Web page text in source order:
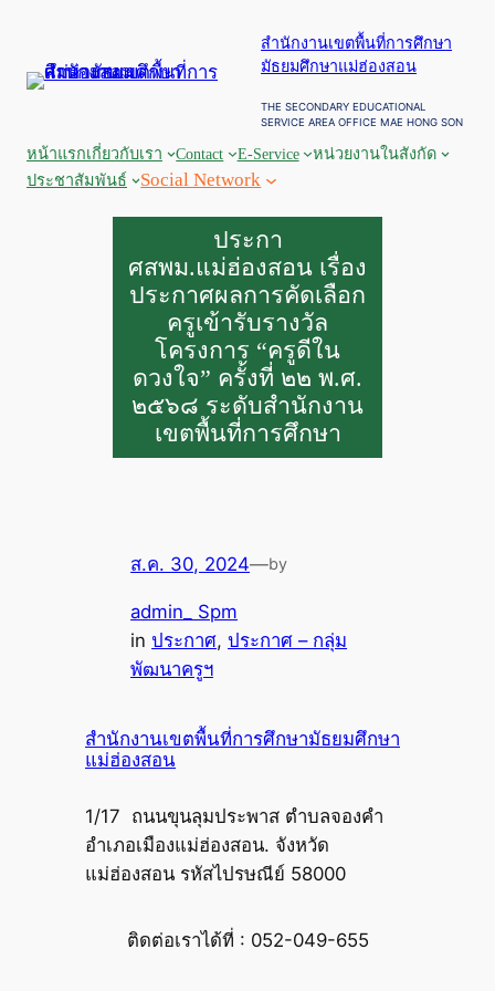
สำนักงานเขตพื้นที่การศึกษา
มัธยมศึกษาแม่ฮ่องสอน
THE SECONDARY EDUCATIONAL
SERVICE AREA OFFICE MAE HONG SON
หน้าแรกเกี่ยวกับเรา Contact E-Service
หน่วยงานในสังกัด
ประชาสัมพันธ์
Social Network
ประกา
ศสพม.แม่ฮ่องสอน เรื่อง
ประกาศผลการคัดเลือก
ครูเข้ารับรางวัล
โครงการ “ครูดีใน
ดวงใจ” ครั้งที่ ๒๒ พ.ศ.
๒๕๖๘ ระดับสำนักงาน
เขตพื้นที่การศึกษา
ส.ค. 30, 2024—by
admin_ Spm
inประกาศ, ประกาศ – กลุ่ม
พัฒนาครูฯ
สำนักงานเขตพื้นที่การศึกษามัธยมศึกษา
แม่ฮ่องสอน
1/17 ถนนขุนลุมประพาส ตำบลจองคำ
อำเภอเมืองแม่ฮ่องสอน. จังหวัด
แม่ฮ่องสอน รหัสไปรษณีย์ 58000
ติดต่อเราได้ที่ : 052-049-655